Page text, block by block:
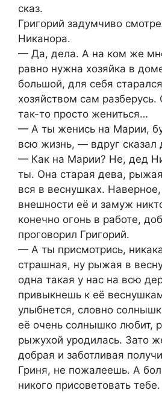
сказ.
Григорий задумчиво
Никанора.
— Да, дела. А на ком же
равно нужна хозяйка в
большой, для себя
хозяйством сам разберусь.
так-то просто жениться…
— А ты женись на Марии,
всю жизнь, — вдруг сказал
— Как на Марии? Не, дед
ты. Она старая дева,
вся в веснушках. Наверное,
внешности её и замуж
конечно огонь в работе,
проговорил Григорий.
— А ты присмотрись,
страшная, ну рыжая в
одна такая у нас на всю
привыкнешь к её
улыбнется, словно
её очень солнышко любит,
рыжухой уродилась. Зато
добрая и заботливая
Гриня, не пожалеешь. А
никого присоветовать